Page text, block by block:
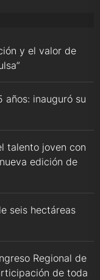
y el valor de
años: inauguró su
talento joven con
edición de
seis hectáreas
Regional de
de toda